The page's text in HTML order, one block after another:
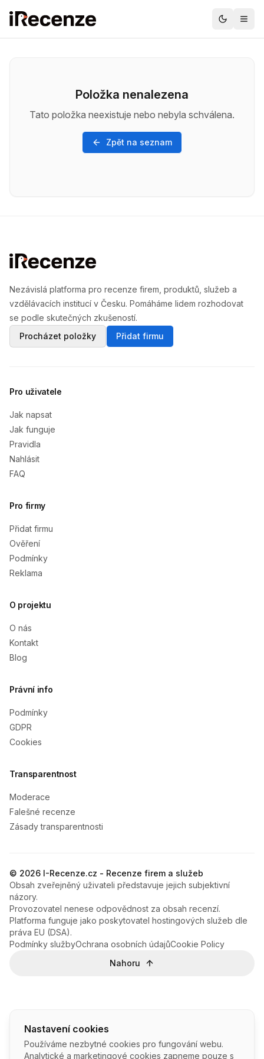
Položka nenalezena
Tato položka neexistuje nebo nebyla schválena.
Zpět na seznam
Nastavení cookies
Používáme nezbytné cookies pro fungování webu.
Analytické a marketingové cookies zapneme pouze s
Nezávislá platforma pro recenze firem, produktů, služeb a
vzdělávacích institucí v Česku. Pomáháme lidem rozhodovat
se podle skutečných zkušeností.
Procházet položky
Přidat firmu
Pro uživatele
Jak napsat
Jak funguje
Pravidla
Nahlásit
FAQ
Pro firmy
Přidat firmu
Ověření
Podmínky
Reklama
O projektu
O nás
Kontakt
Blog
Právní info
Podmínky
GDPR
Cookies
Transparentnost
Moderace
Falešné recenze
Zásady transparentnosti
© 2026 I-Recenze.cz - Recenze firem a služeb
Obsah zveřejněný uživateli představuje jejich subjektivní
názory.
Provozovatel nenese odpovědnost za obsah recenzí.
Platforma funguje jako poskytovatel hostingových služeb dle
práva EU (DSA).
Podmínky službyOchrana osobních údajůCookie Policy
Nahoru